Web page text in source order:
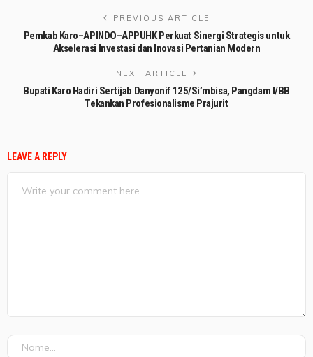
PREVIOUS ARTICLE
Pemkab Karo–APINDO–APPUHK Perkuat Sinergi Strategis untuk
Akselerasi Investasi dan Inovasi Pertanian Modern
NEXT ARTICLE
Bupati Karo Hadiri Sertijab Danyonif 125/Si’mbisa, Pangdam I/BB
Tekankan Profesionalisme Prajurit
LEAVE A REPLY